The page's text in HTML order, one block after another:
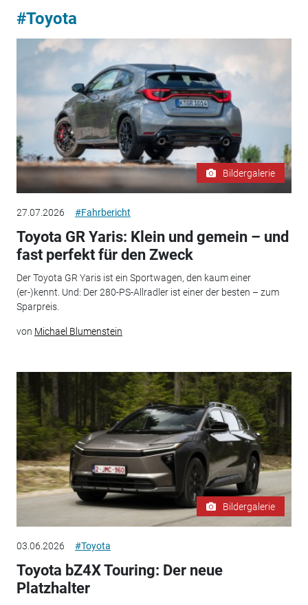
#Toyota
Bildergalerie
27.07.2026 #Fahrbericht
Toyota GR Yaris: Klein und gemein – und
fast perfekt für den Zweck
Der Toyota GR Yaris ist ein Sportwagen, den kaum einer
(er-)kennt. Und: Der 280-PS-Allradler ist einer der besten – zum
Sparpreis.
von Michael Blumenstein
Bildergalerie
03.06.2026 #Toyota
Toyota bZ4X Touring: Der neue
Platzhalter